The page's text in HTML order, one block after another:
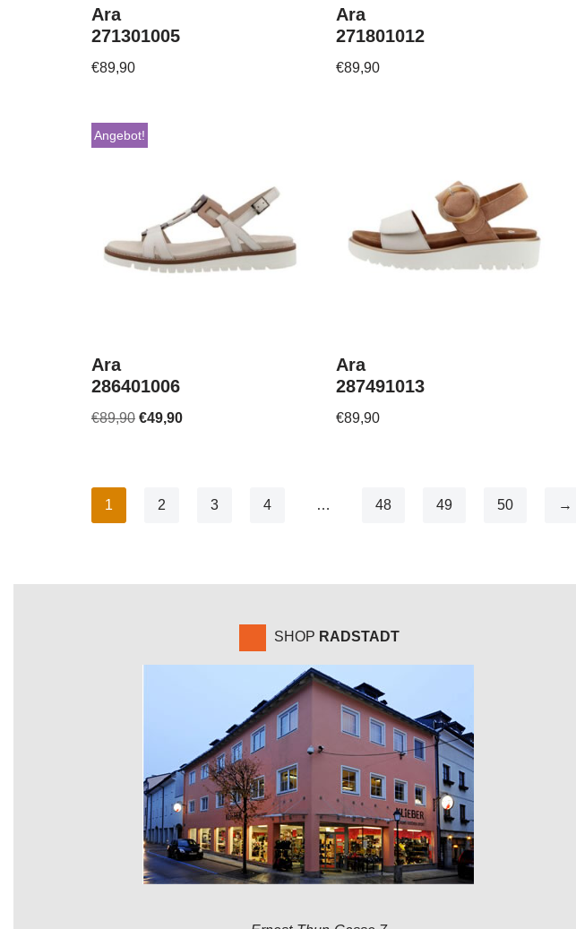
Ara
271301005
€89,90
Ara
271801012
€89,90
Angebot!
Ara
286401006
€89,90 €49,90
Ara
287491013
€89,90
1 2 3 4 … 48 49 50 →
SHOP RADSTADT